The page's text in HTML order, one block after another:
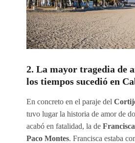
2. La mayor tragedia de
los tiempos sucedió en
En concreto en el paraje del
tuvo lugar la historia de amor de
acabó en fatalidad, la de
Paco Montes. Francisca estaba